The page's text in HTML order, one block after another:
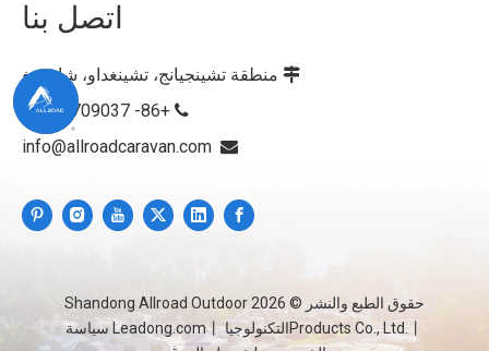
اتصل بنا
 منطقة تشينجيانج، تشينغداو، شاندونغ

+86- 15376709037

info@allroadcaravan.com
حقوق الطبع والنشر © 2026
Shandong Allroad Outdoor
Products Co., Ltd.丨التكنولوجيا
Leadong.com丨
سياسة